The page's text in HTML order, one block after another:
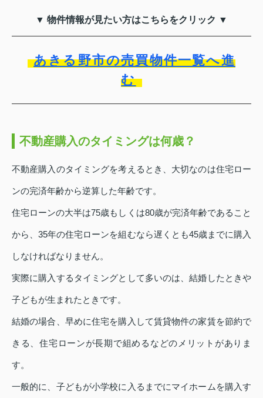
▼ 物件情報が見たい方はこちらをクリック ▼
あきる野市の売買物件一覧へ進
む
不動産購入のタイミングは何歳？
不動産購入のタイミングを考えるとき、大切なのは住宅ロー
ンの完済年齢から逆算した年齢です。
住宅ローンの大半は75歳もしくは80歳が完済年齢であること
から、35年の住宅ローンを組むなら遅くとも45歳までに購入
しなければなりません。
実際に購入するタイミングとして多いのは、結婚したときや
子どもが生まれたときです。
結婚の場合、早めに住宅を購入して賃貸物件の家賃を節約で
きる、住宅ローンが長期で組めるなどのメリットがありま
す。
一般的に、子どもが小学校に入るまでにマイホームを購入す